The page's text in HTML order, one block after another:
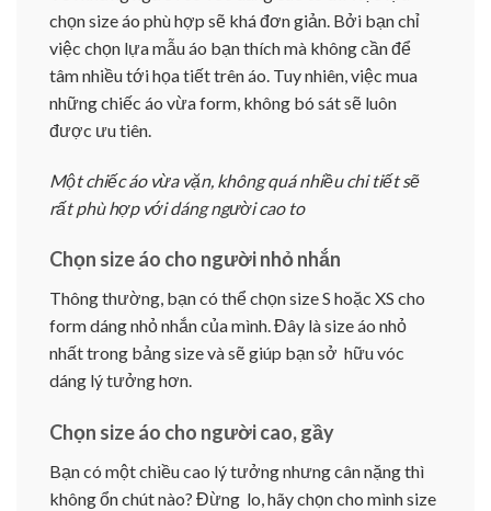
chọn size áo phù hợp sẽ khá đơn giản. Bởi bạn chỉ
việc chọn lựa mẫu áo bạn thích mà không cần để
tâm nhiều tới họa tiết trên áo. Tuy nhiên, việc mua
những chiếc áo vừa form, không bó sát sẽ luôn
được ưu tiên.
Một chiếc áo vừa vặn, không quá nhiều chi tiết sẽ
rất phù hợp với dáng người cao to
Chọn size áo cho người nhỏ nhắn
Thông thường, bạn có thể chọn size S hoặc XS cho
form dáng nhỏ nhắn của mình. Đây là size áo nhỏ
nhất trong bảng size và sẽ giúp bạn sở hữu vóc
dáng lý tưởng hơn.
Chọn size áo cho người cao, gầy
Bạn có một chiều cao lý tưởng nhưng cân nặng thì
không ổn chút nào? Đừng lo, hãy chọn cho mình size